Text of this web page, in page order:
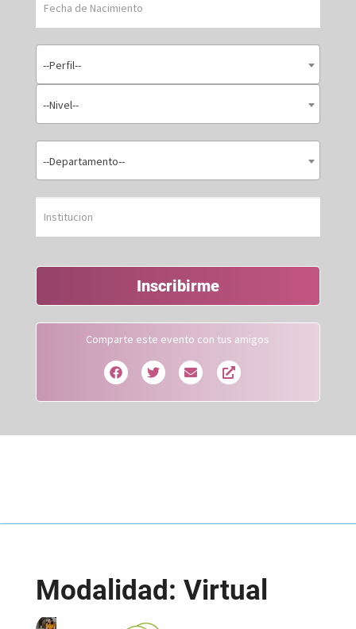
--Perfil--
--Nivel--
--Departamento--
Inscribirme
Comparte este evento con tus amigos
Modalidad: Virtual